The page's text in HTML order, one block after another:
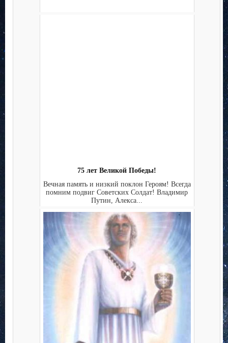
75 лет Великой Победы!
Вечная память и низкий поклон Героям! Всегда
помним подвиг Советских Солдат! Владимир
Путин, Алекса...